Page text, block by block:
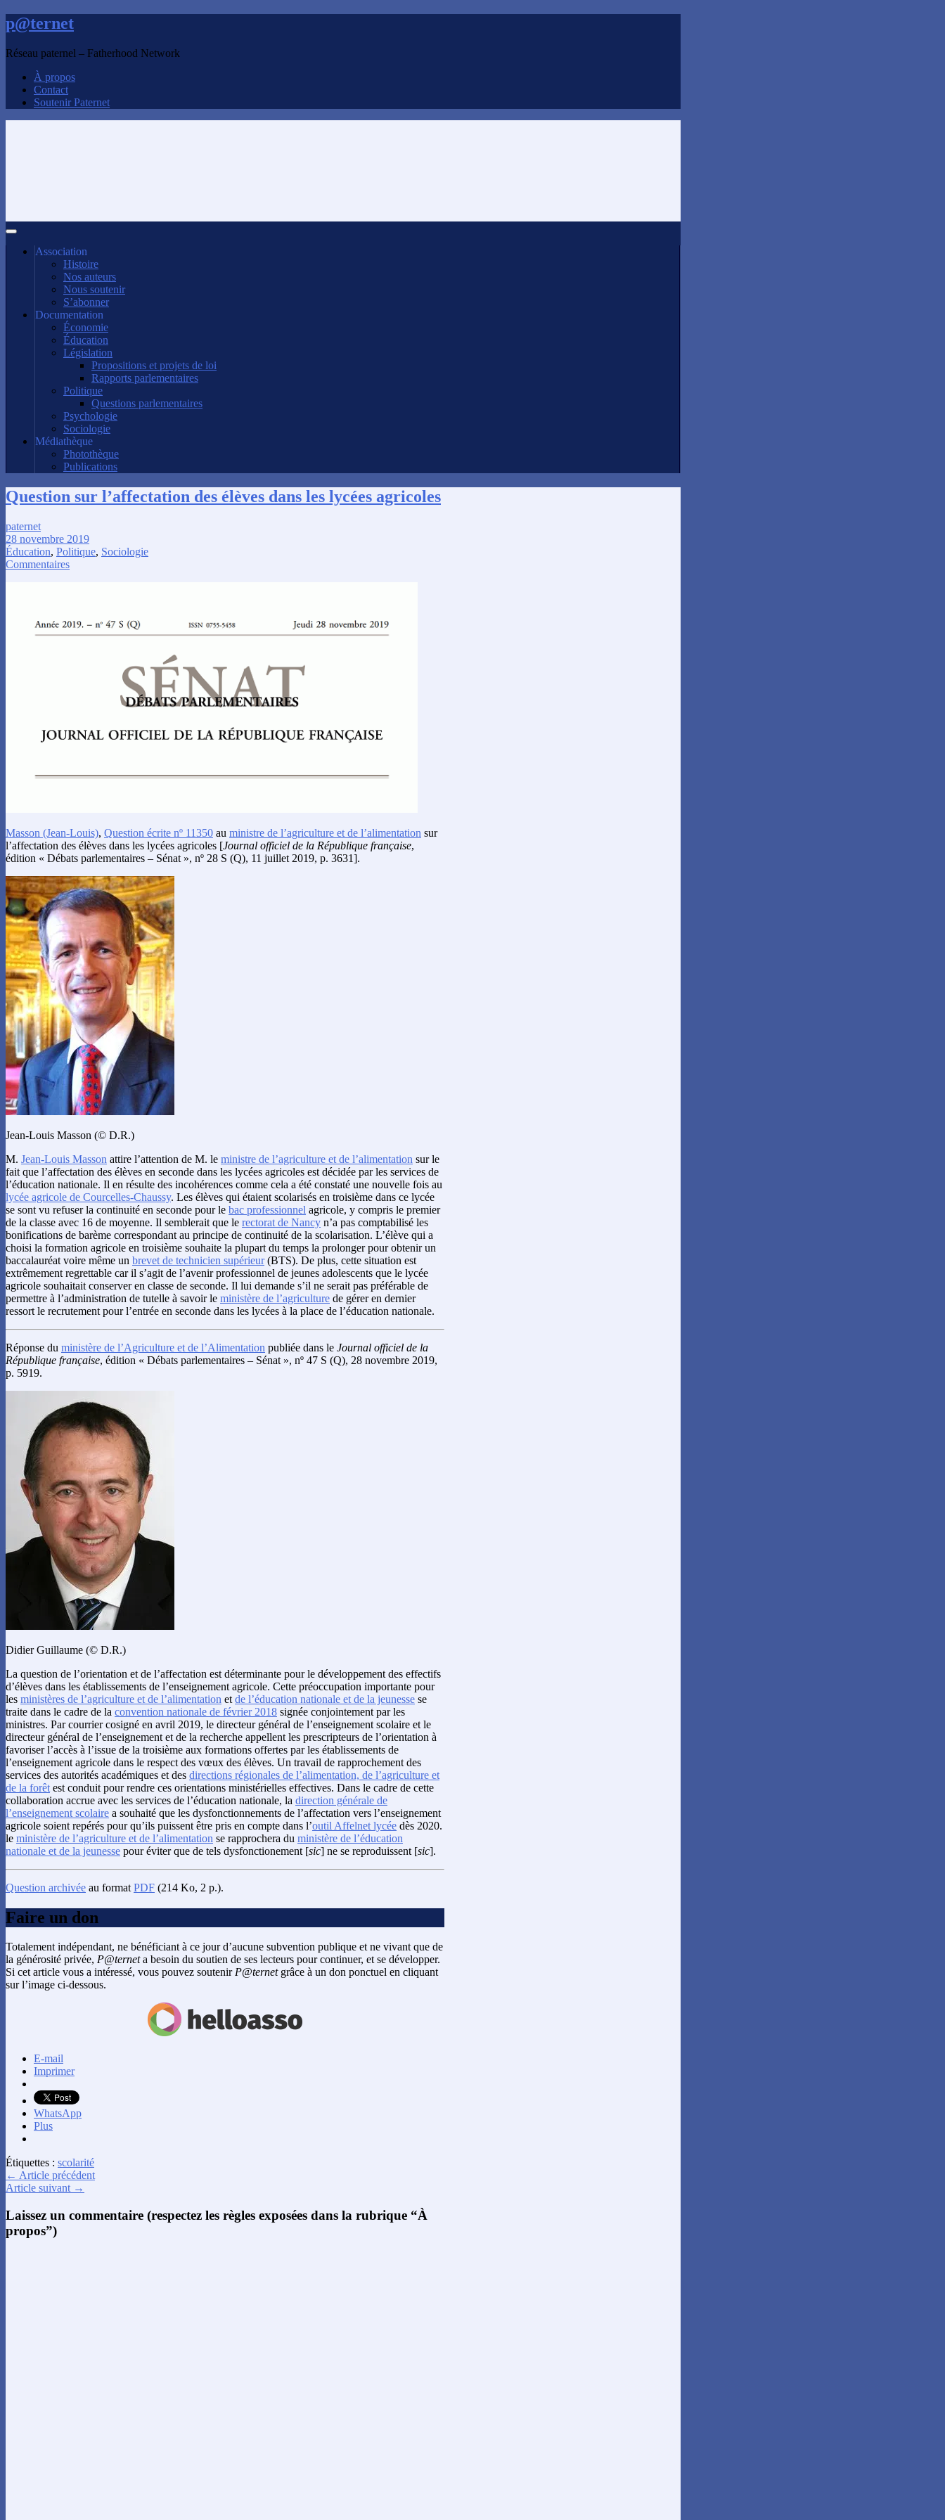
p@ternet
Réseau paternel – Fatherhood Network
À propos
Contact
Soutenir Paternet
Association
Histoire
Nos auteurs
Nous soutenir
S’abonner
Documentation
Économie
Éducation
Législation
Propositions et projets de loi
Rapports parlementaires
Politique
Questions parlementaires
Psychologie
Sociologie
Médiathèque
Photothèque
Publications
Question sur l’affectation des élèves dans les lycées agricoles
paternet
28 novembre 2019
Éducation, Politique, Sociologie
Commentaires
Masson (Jean-Louis), Question écrite nº 11350 au ministre de l’agriculture et de l’alimentation sur
l’affectation des élèves dans les lycées agricoles [Journal officiel de la République française,
édition « Débats parlementaires – Sénat », nº 28 S (Q), 11 juillet 2019, p. 3631].
Jean-Louis Masson (© D.R.)
M. Jean-Louis Masson attire l’attention de M. le ministre de l’agriculture et de l’alimentation sur le
fait que l’affectation des élèves en seconde dans les lycées agricoles est décidée par les services de
l’éducation nationale. Il en résulte des incohérences comme cela a été constaté une nouvelle fois au
lycée agricole de Courcelles-Chaussy. Les élèves qui étaient scolarisés en troisième dans ce lycée
se sont vu refuser la continuité en seconde pour le bac professionnel agricole, y compris le premier
de la classe avec 16 de moyenne. Il semblerait que le rectorat de Nancy n’a pas comptabilisé les
bonifications de barème correspondant au principe de continuité de la scolarisation. L’élève qui a
choisi la formation agricole en troisième souhaite la plupart du temps la prolonger pour obtenir un
baccalauréat voire même un brevet de technicien supérieur(BTS). De plus, cette situation est
extrêmement regrettable car il s’agit de l’avenir professionnel de jeunes adolescents que le lycée
agricole souhaitait conserver en classe de seconde. Il lui demande s’il ne serait pas préférable de
permettre à l’administration de tutelle à savoir le ministère de l’agriculture de gérer en dernier
ressort le recrutement pour l’entrée en seconde dans les lycées à la place de l’éducation nationale.
Réponse du ministère de l’Agriculture et de l’Alimentation publiée dans le Journal officiel de la
République française, édition « Débats parlementaires – Sénat », nº 47 S (Q), 28 novembre 2019,
p. 5919.
Didier Guillaume (© D.R.)
La question de l’orientation et de l’affectation est déterminante pour le développement des effectifs
d’élèves dans les établissements de l’enseignement agricole. Cette préoccupation importante pour
les ministères de l’agriculture et de l’alimentation et de l’éducation nationale et de la jeunesse se
traite dans le cadre de la convention nationale de février 2018 signée conjointement par les
ministres. Par courrier cosigné en avril 2019, le directeur général de l’enseignement scolaire et le
directeur général de l’enseignement et de la recherche appellent les prescripteurs de l’orientation à
favoriser l’accès à l’issue de la troisième aux formations offertes par les établissements de
l’enseignement agricole dans le respect des vœux des élèves. Un travail de rapprochement des
services des autorités académiques et des directions régionales de l’alimentation, de l’agriculture et
de la forêt est conduit pour rendre ces orientations ministérielles effectives. Dans le cadre de cette
collaboration accrue avec les services de l’éducation nationale, la direction générale de
l’enseignement scolaire a souhaité que les dysfonctionnements de l’affectation vers l’enseignement
agricole soient repérés pour qu’ils puissent être pris en compte dans l’outil Affelnet lycée dès 2020.
le ministère de l’agriculture et de l’alimentation se rapprochera du ministère de l’éducation
nationale et de la jeunesse pour éviter que de tels dysfonctionement [sic] ne se reproduissent [sic].
Question archivée au format PDF (214 Ko, 2 p.).
Faire un don
Totalement indépendant, ne bénéficiant à ce jour d’aucune subvention publique et ne vivant que de
la générosité privée, P@terneta besoin du soutien de ses lecteurs pour continuer, et se développer.
Si cet article vous a intéressé, vous pouvez soutenirP@ternetgrâce à un don ponctuel en cliquant
sur l’image ci-dessous.
E-mail
Imprimer
WhatsApp
Plus
Étiquettes : scolarité
← Article précédent
Article suivant →
Laissez un commentaire (respectez les règles exposées dans la rubrique “À
propos”)